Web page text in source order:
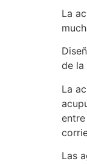
La
de la
La
Las